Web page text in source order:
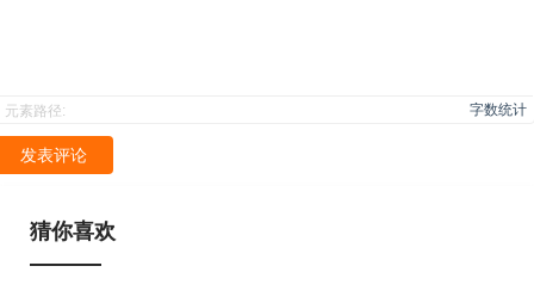
元素路径: 字数统计
发表评论
猜你喜欢